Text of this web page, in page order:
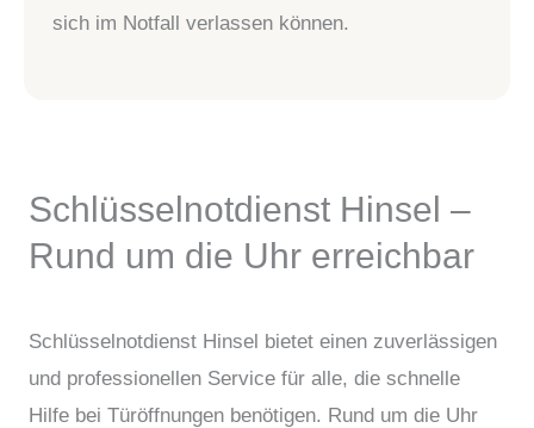
sich im Notfall verlassen können.
Schlüsselnotdienst Hinsel –
Rund um die Uhr erreichbar
Schlüsselnotdienst Hinsel bietet einen zuverlässigen
und professionellen Service für alle, die schnelle
Hilfe bei Türöffnungen benötigen. Rund um die Uhr